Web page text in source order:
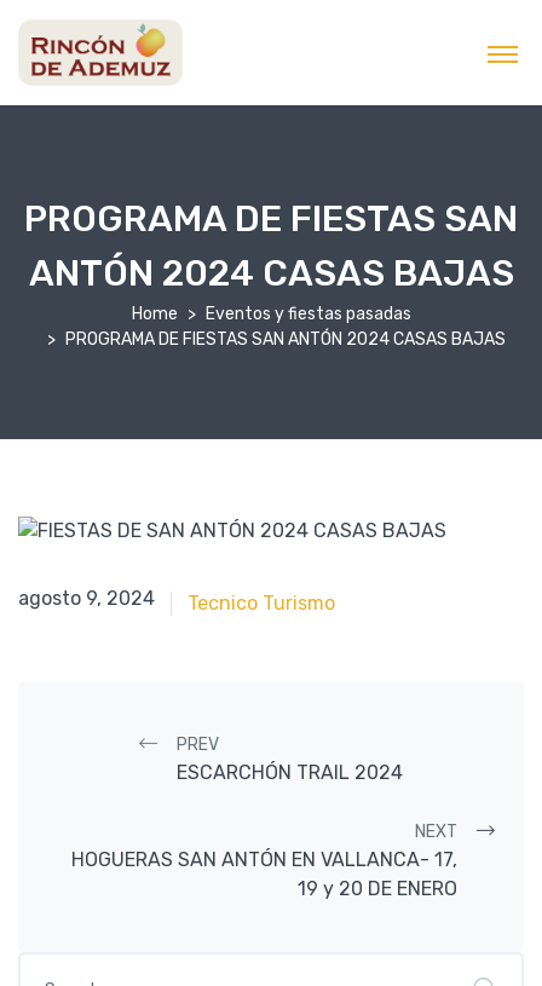
PROGRAMA DE FIESTAS SAN
ANTÓN 2024 CASAS BAJAS
Home
Eventos y fiestas pasadas
PROGRAMA DE FIESTAS SAN ANTÓN 2024 CASAS BAJAS
enero 8, 2024
agosto 9, 2024 Tecnico Turismo
Post navigation
PREV
ESCARCHÓN TRAIL 2024
NEXT
HOGUERAS SAN ANTÓN EN VALLANCA- 17,
19 y 20 DE ENERO